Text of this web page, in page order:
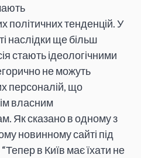
політичних тенденцій. У
наслідки ще більш
стають ідеологічними
не можуть
персоналій, що
власним
Як сказано в одному з
новинному сайті під
в Київ має їхати не